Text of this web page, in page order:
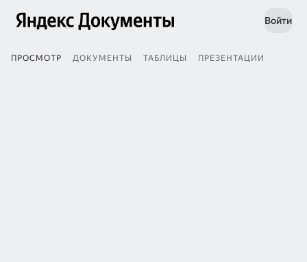
Войти
ПРОСМОТР ДОКУМЕНТЫ ТАБЛИЦЫ ПРЕЗЕНТАЦИИ